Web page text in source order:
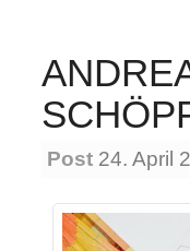
Post 24. April